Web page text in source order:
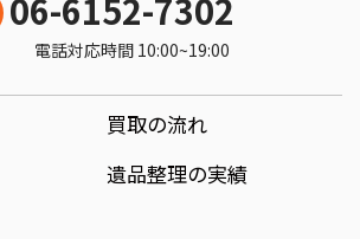
電話対応時間 10:00~19:00
買取の流れ
遺品整理の実績